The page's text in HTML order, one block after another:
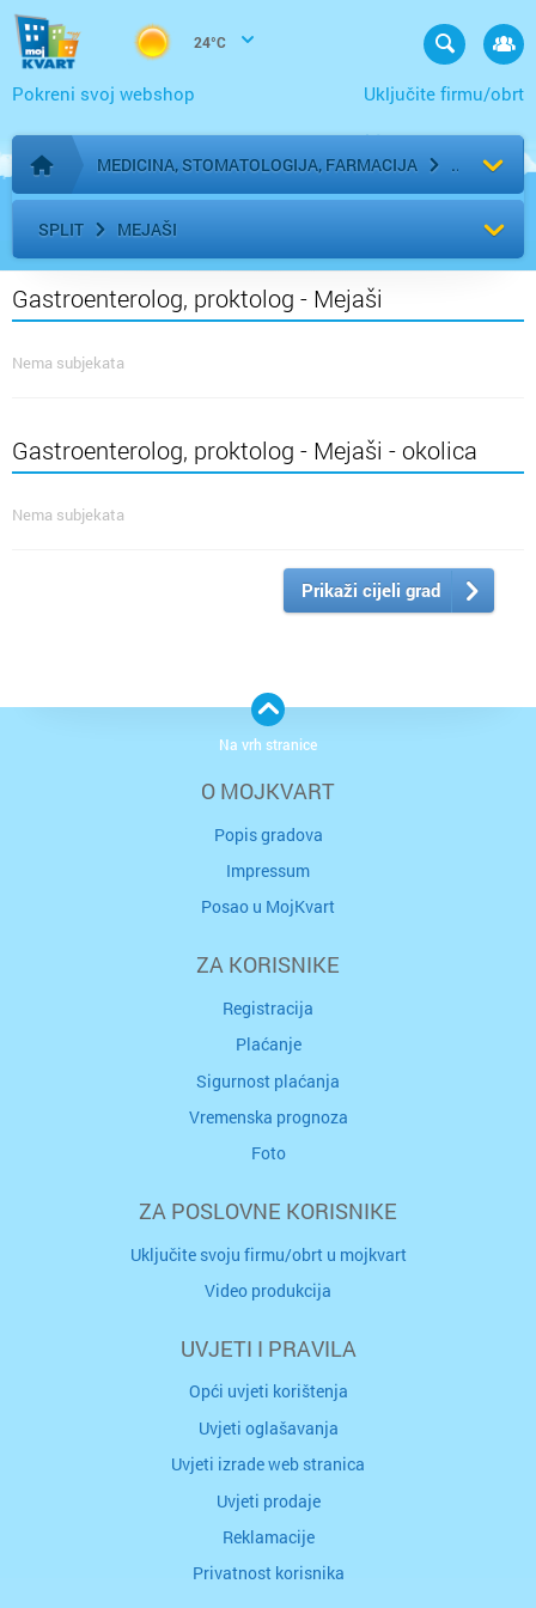
24°C
Uključite firmu/obrt
Pokreni svoj webshop
Početna stranica
MEDICINA, STOMATOLOGIJA, FARMACIJA
SPLIT MEJAŠI
Gastroenterolog, proktolog - Mejaši
Nema subjekata
Gastroenterolog, proktolog - Mejaši - okolica
Nema subjekata
Prikaži cijeli grad
O MOJKVART
Popis gradova
Impressum
Posao u MojKvart
ZA KORISNIKE
Registracija
Plaćanje
Sigurnost plaćanja
Vremenska prognoza
Foto
ZA POSLOVNE KORISNIKE
Uključite svoju firmu/obrt u mojkvart
Video produkcija
UVJETI I PRAVILA
Opći uvjeti korištenja
Uvjeti oglašavanja
Uvjeti izrade web stranica
Uvjeti prodaje
Reklamacije
Privatnost korisnika
Na vrh stranice